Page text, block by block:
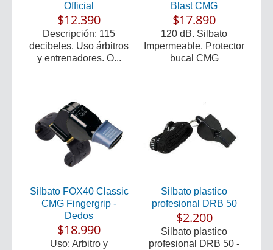
Official
$12.390
Descripción: 115
decibeles. Uso árbitros
y entrenadores. O...
Blast CMG
$17.890
120 dB. Silbato
Impermeable. Protector
bucal CMG
Silbato FOX40 Classic
CMG Fingergrip -
Dedos
$18.990
Uso: Arbitro y
Silbato plastico
profesional DRB 50
$2.200
Silbato plastico
profesional DRB 50 -